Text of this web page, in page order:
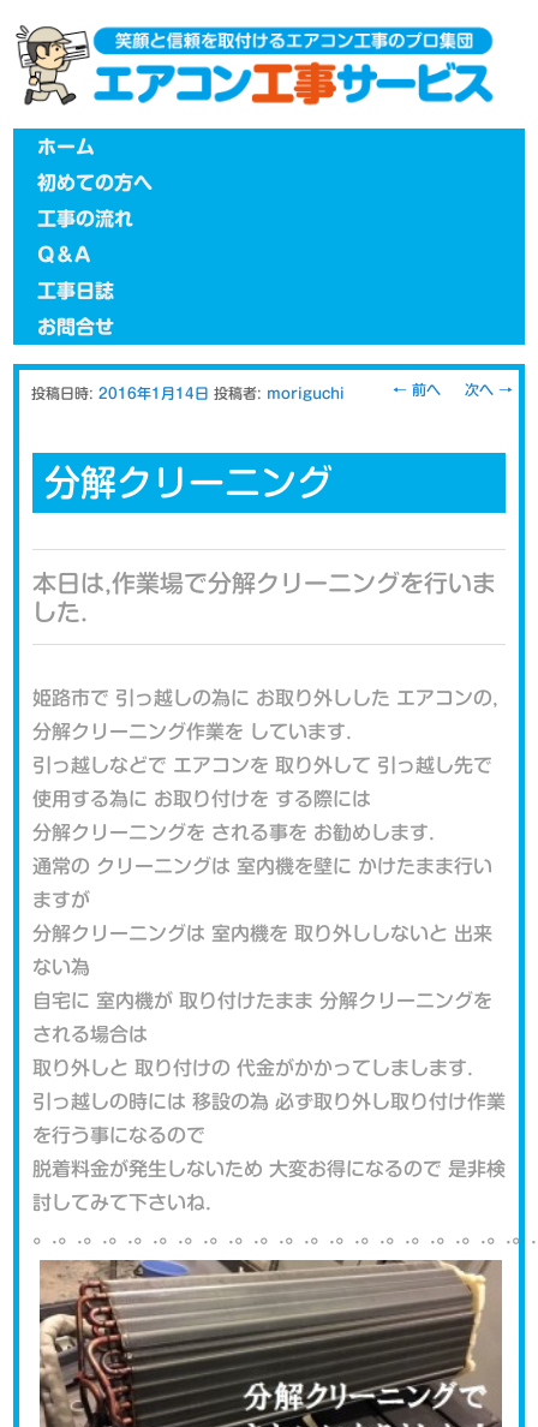
メインメニュー
メインコンテンツへ移動
ホーム
初めての方へ
工事の流れ
Q＆A
工事日誌
お問合せ
投稿ナビゲー
←前へ 次へ →
分解クリーニング
投稿日時:2016年1月14日 投稿者: moriguchi
本日は,作業場で分解クリーニングを行いま
した.
姫路市で 引っ越しの為に お取り外しした エアコンの,
分解クリーニング作業を しています.
引っ越しなどで エアコンを 取り外して 引っ越し先で
使用する為に お取り付けを する際には
分解クリーニングを される事を お勧めします.
通常の クリーニングは 室内機を壁に かけたまま行い
ますが
分解クリーニングは 室内機を 取り外ししないと 出来
ない為
自宅に 室内機が 取り付けたまま 分解クリーニングを
される場合は
取り外しと 取り付けの 代金がかかってしまします.
引っ越しの時には 移設の為 必ず取り外し取り付け作業
を行う事になるので
脱着料金が発生しないため 大変お得になるので 是非検
討してみて下さいね.
。.。.。.。.。.。.。.。.。.。.。.。.。.。.。.。.。.。.。.。